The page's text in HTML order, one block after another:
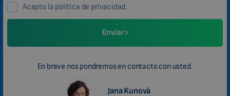
Acepto la política de privacidad.
Enviar
En breve nos pondremos en contacto con usted.
Jana Kunová